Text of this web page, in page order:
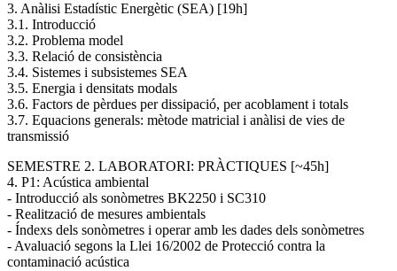
3. Anàlisi Estadístic Energètic (SEA) [19h]
3.1. Introducció
3.2. Problema model
3.3. Relació de consistència
3.4. Sistemes i subsistemes SEA
3.5. Energia i densitats modals
3.6. Factors de pèrdues per dissipació, per acoblament i totals
3.7. Equacions generals: mètode matricial i anàlisi de vies de
transmissió
SEMESTRE 2. LABORATORI: PRÀCTIQUES [~45h]
4. P1: Acústica ambiental
- Introducció als sonòmetres BK2250 i SC310
- Realització de mesures ambientals
- Índexs dels sonòmetres i operar amb les dades dels sonòmetres
- Avaluació segons la Llei 16/2002 de Protecció contra la
contaminació acústica